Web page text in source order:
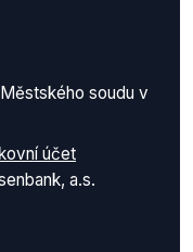
soudu v
účet
a.s.